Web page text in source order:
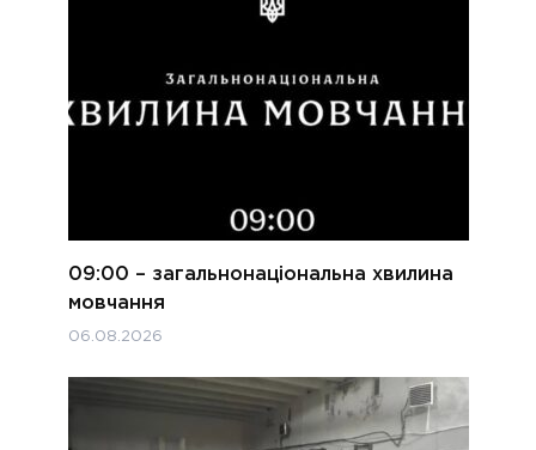
09:00 – загальнонаціональна хвилина
мовчання
06.08.2026